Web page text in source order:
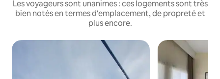
Les voyageurs sont unanimes : ces logements sont très
bien notés en termes d'emplacement, de propreté et
plus encore.